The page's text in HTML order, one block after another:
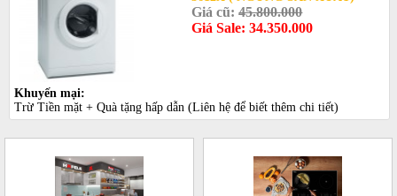
Giá cũ:45.800.000
Giá Sale: 34.350.000
Khuyến mại:
Trừ Tiền mặt + Quà tặng hấp dẫn (Liên hệ để biết thêm chi tiết)